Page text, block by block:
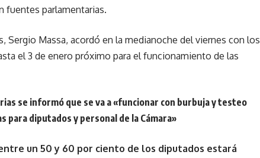
fuentes parlamentarias.
Sergio Massa, acordó en la medianoche del viernes con los
el 3 de enero próximo para el funcionamiento de las
se informó que se va a «funcionar con burbuja y testeo
para diputados y personal de la Cámara»
un 50 y 60 por ciento de los diputados estará